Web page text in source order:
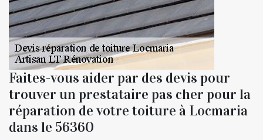
Faites-vous aider par des devis pour
trouver un prestataire pas cher pour la
réparation de votre toiture à Locmaria
dans le 56360